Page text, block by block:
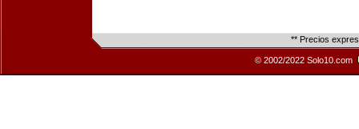
** Precios
© 2002/2022 Solo10.com